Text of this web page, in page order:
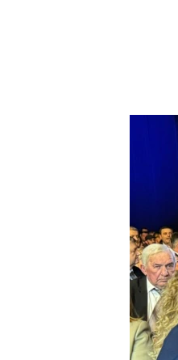
GENOCID U SREBRENICI
TRI DECENIJE OD RATA U BIH
NASTANAK I RASPAD JUGOSLAVIJE